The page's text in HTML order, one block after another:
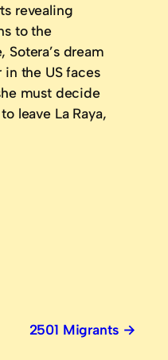
revealing
to the
Sotera’s dream
the US faces
must decide
leave La Raya,
2501 Migrants